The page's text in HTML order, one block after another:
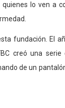
lo ven a
fundación. El
creó una serie
de un